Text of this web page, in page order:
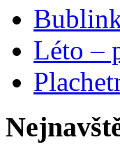
Léto –